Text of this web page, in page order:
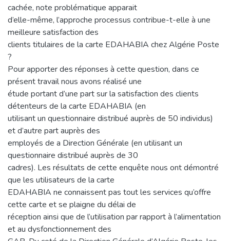
cachée, note problématique apparait
d’elle-même, l’approche processus contribue-t-elle à une
meilleure satisfaction des
clients titulaires de la carte EDAHABIA chez Algérie Poste
?
Pour apporter des réponses à cette question, dans ce
présent travail nous avons réalisé une
étude portant d’une part sur la satisfaction des clients
détenteurs de la carte EDAHABIA (en
utilisant un questionnaire distribué auprès de 50 individus)
et d’autre part auprès des
employés de a Direction Générale (en utilisant un
questionnaire distribué auprès de 30
cadres). Les résultats de cette enquête nous ont démontré
que les utilisateurs de la carte
EDAHABIA ne connaissent pas tout les services qu’offre
cette carte et se plaigne du délai de
réception ainsi que de l’utilisation par rapport à l’alimentation
et au dysfonctionnement des